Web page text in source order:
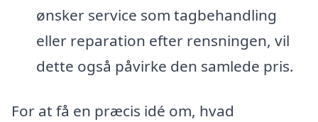
ønsker service som tagbehandling
eller reparation efter rensningen, vil
dette også påvirke den samlede pris.
For at få en præcis idé om, hvad